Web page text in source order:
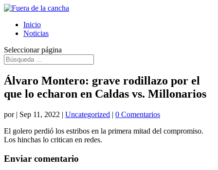
Inicio
Noticias
Seleccionar página
Álvaro Montero: grave rodillazo por el
que lo echaron en Caldas vs. Millonarios
por | Sep 11, 2022 | Uncategorized | 0 Comentarios
El golero perdió los estribos en la primera mitad del compromiso.
Los hinchas lo critican en redes.
Enviar comentario